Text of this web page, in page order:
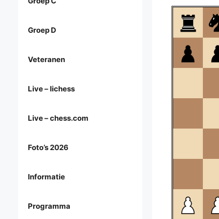
Groep D
Veteranen
Live – lichess
Live – chess.com
Foto’s 2026
Informatie
Programma